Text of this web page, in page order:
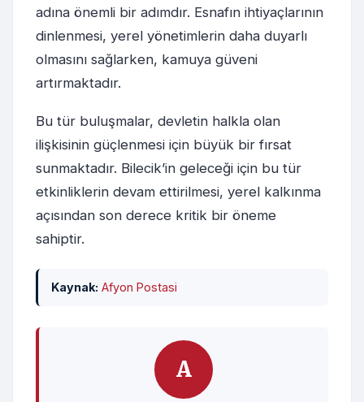
adına önemli bir adımdır. Esnafın ihtiyaçlarının
dinlenmesi, yerel yönetimlerin daha duyarlı
olmasını sağlarken, kamuya güveni
artırmaktadır.
Bu tür buluşmalar, devletin halkla olan
ilişkisinin güçlenmesi için büyük bir fırsat
sunmaktadır. Bilecik’in geleceği için bu tür
etkinliklerin devam ettirilmesi, yerel kalkınma
açısından son derece kritik bir öneme
sahiptir.
Kaynak: Afyon Postasi
A